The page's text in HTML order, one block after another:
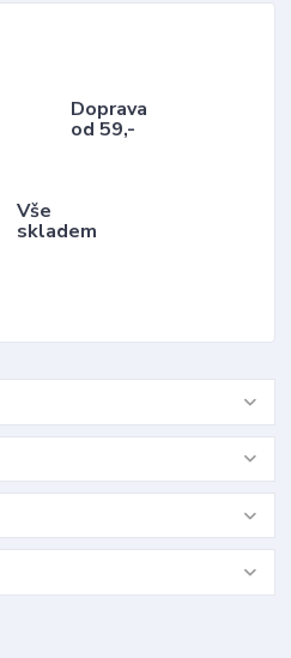
Doprava
od 59,-
Vše
skladem